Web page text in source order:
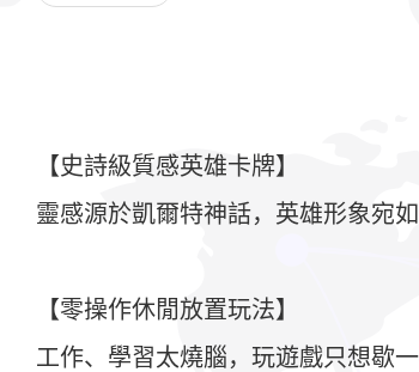
【史詩級質感英雄卡牌】
靈感源於凱爾特神話，英雄形象宛
【零操作休閒放置玩法】
工作、學習太燒腦，玩遊戲只想歇